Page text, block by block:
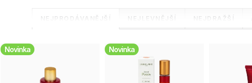
Ř
a
z
NEJPRODÁVANĚJŠÍ NEJLEVNĚJŠÍ NEJDRAŽŠÍ
VNovinka Novinka